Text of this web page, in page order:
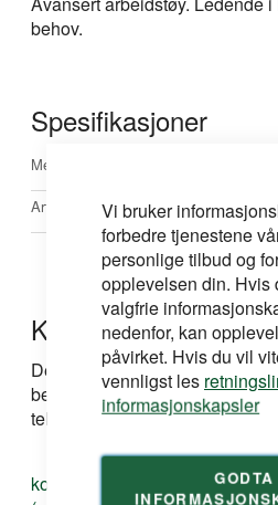
Vi bruker
forbedre tjenestene
personlige tilbud og
opplevelsen din. Hvis
valgfrie
nedenfor, kan
påvirket. Hvis du vil
vennligst les
informasjonskapsler
GODTA
behov.
Spesifikasjoner
Mer
informasjon
Merke
Artikkelnr
Kontakt oss
Dersom du har spørsmål om
bestilling kan du ta kontakt med
telefon:
kontakt@duri.no